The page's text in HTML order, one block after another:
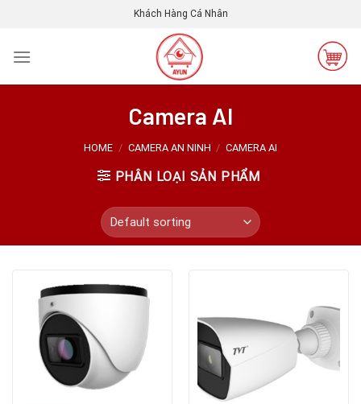
content
Khách Hàng Cá Nhân
Camera AI
HOME / CAMERA AN NINH / CAMERA AI
PHÂN LOẠI SẢN PHẨM